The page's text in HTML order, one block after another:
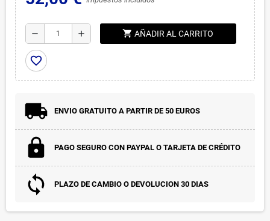
remove add shopping_cart AÑADIR AL CARRITO
favorite_border
ENVIO GRATUITO A PARTIR DE 50 EUROS
PAGO SEGURO CON PAYPAL O TARJETA DE CRÉDITO
PLAZO DE CAMBIO O DEVOLUCION 30 DIAS